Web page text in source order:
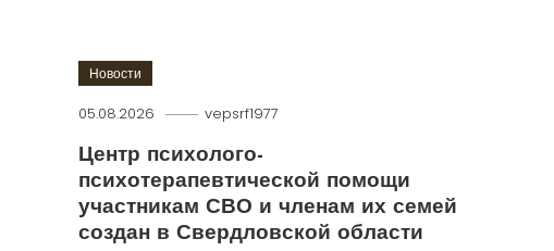
Новости
05.08.2026 vepsrf1977
Центр психолого-
психотерапевтической помощи
участникам СВО и членам их семей
создан в Свердловской области